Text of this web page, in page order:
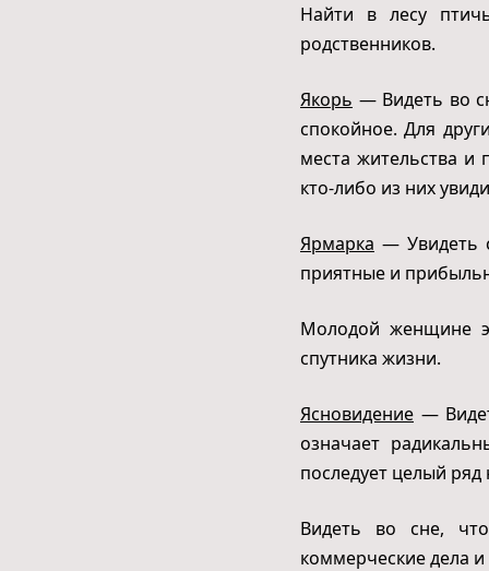
Найти в лесу
родственников.
Якорь — Видеть во
спокойное. Для
места жительства и
кто-либо из них
Ярмарка — Увидеть
приятные и
Молодой женщине
спутника жизни.
Ясновидение —
означает
последует целый
Видеть во сне,
коммерческие дела